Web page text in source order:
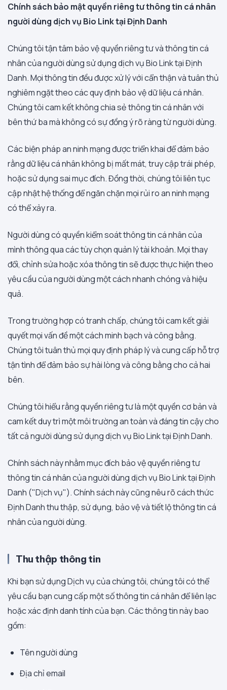
Chính sách bảo mật quyền riêng tư thông tin cá nhân
người dùng dịch vụ Bio Link tại Định Danh
Chúng tôi tận tâm bảo vệ quyền riêng tư và thông tin cá
nhân của người dùng sử dụng dịch vụ Bio Link tại Định
Danh. Mọi thông tin đều được xử lý với cẩn thận và tuân thủ
nghiêm ngặt theo các quy định bảo vệ dữ liệu cá nhân.
Chúng tôi cam kết không chia sẻ thông tin cá nhân với
bên thứ ba mà không có sự đồng ý rõ ràng từ người dùng.
Các biện pháp an ninh mạng được triển khai để đảm bảo
rằng dữ liệu cá nhân không bị mất mát, truy cập trái phép,
hoặc sử dụng sai mục đích. Đồng thời, chúng tôi liên tục
cập nhật hệ thống để ngăn chặn mọi rủi ro an ninh mạng
có thể xảy ra.
Người dùng có quyền kiểm soát thông tin cá nhân của
mình thông qua các tùy chọn quản lý tài khoản. Mọi thay
đổi, chỉnh sửa hoặc xóa thông tin sẽ được thực hiện theo
yêu cầu của người dùng một cách nhanh chóng và hiệu
quả.
Trong trường hợp có tranh chấp, chúng tôi cam kết giải
quyết mọi vấn đề một cách minh bạch và công bằng.
Chúng tôi tuân thủ mọi quy định pháp lý và cung cấp hỗ trợ
tận tình để đảm bảo sự hài lòng và công bằng cho cả hai
bên.
Chúng tôi hiểu rằng quyền riêng tư là một quyền cơ bản và
cam kết duy trì một môi trường an toàn và đáng tin cậy cho
tất cả người dùng sử dụng dịch vụ Bio Link tại Định Danh.
Chính sách này nhằm mục đích bảo vệ quyền riêng tư
thông tin cá nhân của người dùng dịch vụ Bio Link tại Định
Danh ("Dịch vụ"). Chính sách này cũng nêu rõ cách thức
Định Danh thu thập, sử dụng, bảo vệ và tiết lộ thông tin cá
nhân của người dùng.
Thu thập thông tin
Khi bạn sử dụng Dịch vụ của chúng tôi, chúng tôi có thể
yêu cầu bạn cung cấp một số thông tin cá nhân để liên lạc
hoặc xác định danh tính của bạn. Các thông tin này bao
gồm:
Tên người dùng
Địa chỉ email